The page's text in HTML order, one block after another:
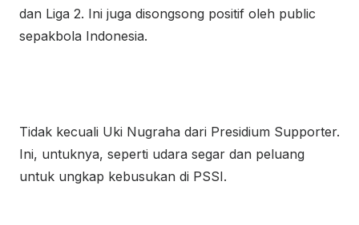
dan Liga 2. Ini juga disongsong positif oleh public
sepakbola Indonesia.
Tidak kecuali Uki Nugraha dari Presidium Supporter.
Ini, untuknya, seperti udara segar dan peluang
untuk ungkap kebusukan di PSSI.